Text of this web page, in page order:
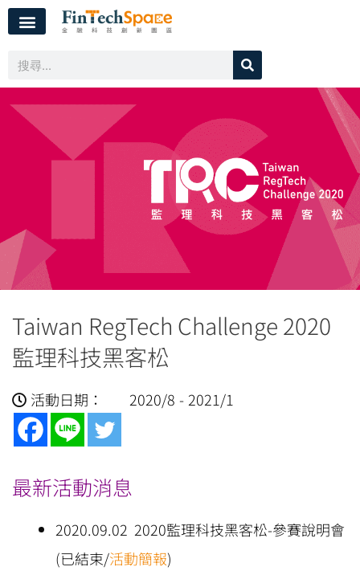
Taiwan RegTech Challenge 2020
監理科技黑客松
活動日期： 2020/8 - 2021/1
最新活動消息
2020.09.02 2020監理科技黑客松-參賽說明會
(已結束/活動簡報)